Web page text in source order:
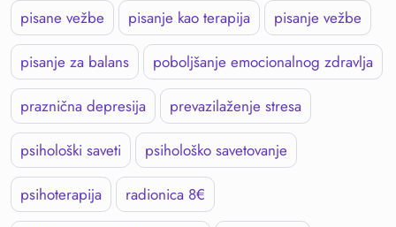
pisane vežbe pisanje kao terapija pisanje vežbe
pisanje za balans poboljšanje emocionalnog zdravlja
praznična depresija prevazilaženje stresa
psihološki saveti psihološko savetovanje
psihoterapija radionica 8€